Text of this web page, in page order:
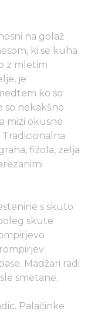
na golaž
ki se kuha
z mletim
je
ko so
so nekakšno
mizi okusne
Tradicionalna
fižola, zelja
s skuto
skute
Madžari radi
smetane.
Palačinke